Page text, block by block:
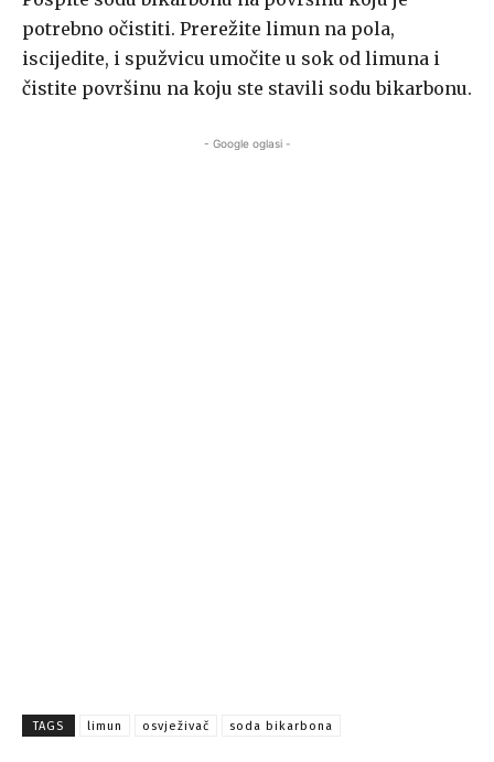
potrebno očistiti. Prerežite limun na pola,
iscijedite, i spužvicu umočite u sok od limuna i
čistite površinu na koju ste stavili sodu bikarbonu.
- Google oglasi -
TAGS limun osvježivač soda bikarbona